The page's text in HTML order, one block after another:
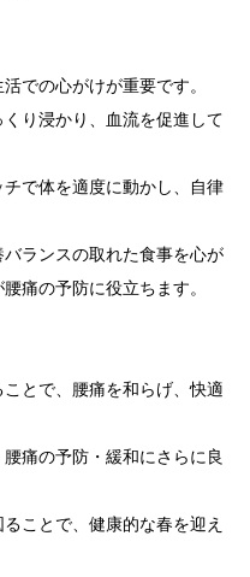
での心がけが重要です。
り浸かり、血流を促進して
で体を適度に動かし、自律
ランスの取れた食事を心が
痛の予防に役立ちます。
とで、腰痛を和らげ、快適
痛の予防・緩和にさらに良
ことで、健康的な春を迎え